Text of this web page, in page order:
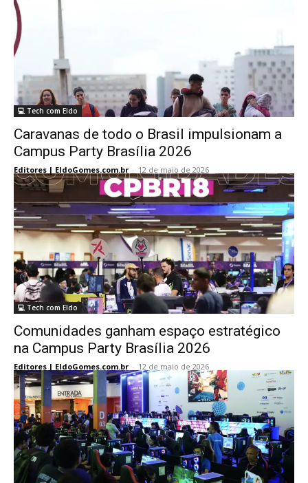
💻 Tech com Eldo
Caravanas de todo o Brasil impulsionam a
Campus Party Brasília 2026
Editores | EldoGomes.com.br - 12 de maio de 2026
💻 Tech com Eldo
Comunidades ganham espaço estratégico
na Campus Party Brasília 2026
Editores | EldoGomes.com.br - 12 de maio de 2026